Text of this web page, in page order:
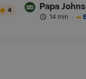
4 Papa Johns
14 min ·